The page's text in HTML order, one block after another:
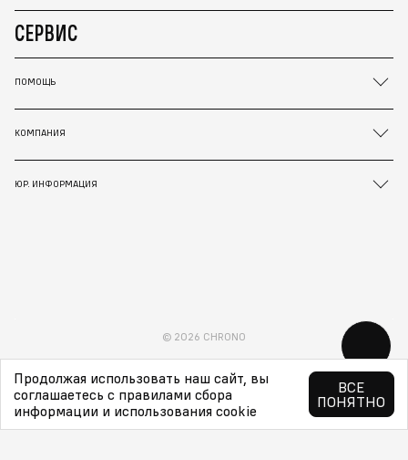
СЕРВИС
ПОМОЩЬ
КОМПАНИЯ
ЮР. ИНФОРМАЦИЯ
© 2026 CHRONO
Продолжая использовать наш сайт, вы
соглашаетесь с правилами сбора
информации и использования cookie
ВСЕ
ПОНЯТНО